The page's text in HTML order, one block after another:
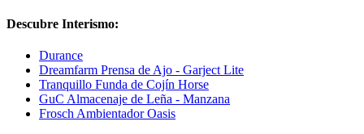
Descubre Interismo:
Durance
Dreamfarm Prensa de Ajo - Garject Lite
Tranquillo Funda de Cojín Horse
GuC Almacenaje de Leña - Manzana
Frosch Ambientador Oasis